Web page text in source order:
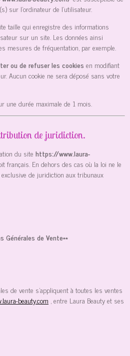
sur l’ordinateur de l’utilisateur.
taille qui enregistre des informations
sur un site. Les données ainsi
mesures de fréquentation, par exemple.
ou de refuser les cookies en modifiant
Aucun cookie ne sera déposé sans votre
une durée maximale de 1 mois.
de juridiction.
du site https://www.laura-
français. En dehors des cas où la loi ne le
de juridiction aux tribunaux
Générales de Vente**
de vente s'appliquent à toutes les ventes
beauty.com , entre Laura Beauty et ses